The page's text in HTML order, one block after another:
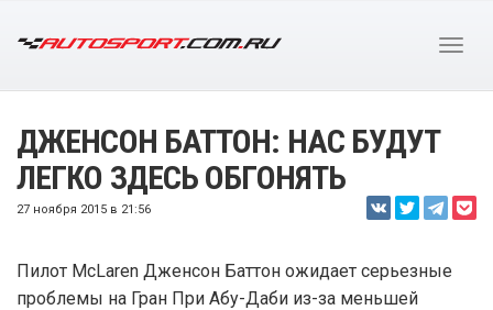
ДЖЕНСОН БАТТОН: НАС БУДУТ
ЛЕГКО ЗДЕСЬ ОБГОНЯТЬ
27 ноября 2015 в 21:56
Пилот McLaren Дженсон Баттон ожидает серьезные
проблемы на Гран При Абу-Даби из-за меньшей